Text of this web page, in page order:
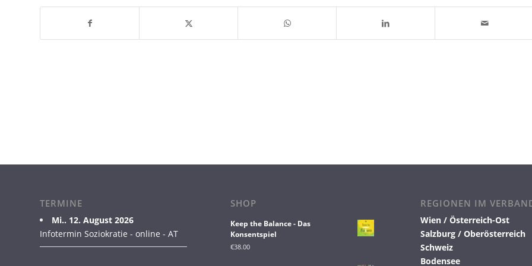
TERMINE
Mi.. 12. August 2026
Infotermin Soziokratie - online - AT
SHOP
Keep the Balance - Das
Konsentspiel
€38.00
REGIONEN IM
Wien / Österreich-Ost
Salzburg / Oberösterreich
Schweiz
Bodensee